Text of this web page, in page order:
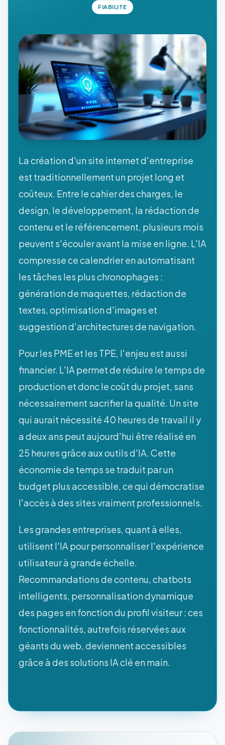
FIABILITE
La création d'un site internet d'entreprise
est traditionnellement un projet long et
coûteux. Entre le cahier des charges, le
design, le développement, la rédaction de
contenu et le référencement, plusieurs mois
peuvent s'écouler avant la mise en ligne. L'IA
compresse ce calendrier en automatisant
les tâches les plus chronophages :
génération de maquettes, rédaction de
textes, optimisation d'images et
suggestion d'architectures de navigation.
Pour les PME et les TPE, l'enjeu est aussi
financier. L'IA permet de réduire le temps de
production et donc le coût du projet, sans
nécessairement sacrifier la qualité. Un site
qui aurait nécessité 40 heures de travail il y
a deux ans peut aujourd'hui être réalisé en
25 heures grâce aux outils d'IA. Cette
économie de temps se traduit par un
budget plus accessible, ce qui démocratise
l'accès à des sites vraiment professionnels.
Les grandes entreprises, quant à elles,
utilisent l'IA pour personnaliser l'expérience
utilisateur à grande échelle.
Recommandations de contenu, chatbots
intelligents, personnalisation dynamique
des pages en fonction du profil visiteur : ces
fonctionnalités, autrefois réservées aux
géants du web, deviennent accessibles
grâce à des solutions IA clé en main.